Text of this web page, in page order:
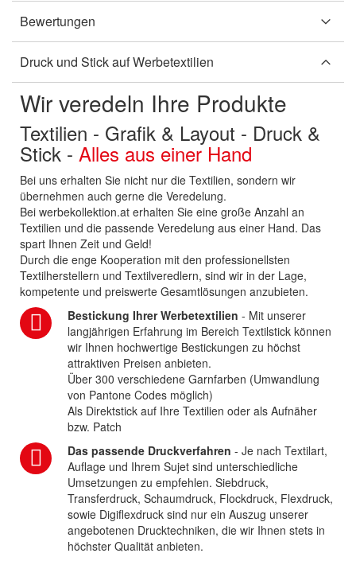
Bewertungen
Druck und Stick auf Werbetextilien
Wir veredeln Ihre Produkte
Textilien - Grafik & Layout - Druck &
Stick - Alles aus einer Hand
Bei uns erhalten Sie nicht nur die Textilien, sondern wir
übernehmen auch gerne die Veredelung.
Bei werbekollektion.at erhalten Sie eine große Anzahl an
Textilien und die passende Veredelung aus einer Hand. Das
spart Ihnen Zeit und Geld!
Durch die enge Kooperation mit den professionellsten
Textilherstellern und Textilveredlern, sind wir in der Lage,
kompetente und preiswerte Gesamtlösungen anzubieten.
Bestickung Ihrer Werbetextilien - Mit unserer
langjährigen Erfahrung im Bereich Textilstick können
wir Ihnen hochwertige Bestickungen zu höchst
attraktiven Preisen anbieten.
Über 300 verschiedene Garnfarben (Umwandlung
von Pantone Codes möglich)
Als Direktstick auf Ihre Textilien oder als Aufnäher
bzw. Patch
Das passende Druckverfahren - Je nach Textilart,
Auflage und Ihrem Sujet sind unterschiedliche
Umsetzungen zu empfehlen. Siebdruck,
Transferdruck, Schaumdruck, Flockdruck, Flexdruck,
sowie Digiflexdruck sind nur ein Auszug unserer
angebotenen Drucktechniken, die wir Ihnen stets in
höchster Qualität anbieten.